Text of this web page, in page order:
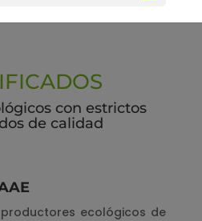
con estrictos
de calidad
ecológicos de